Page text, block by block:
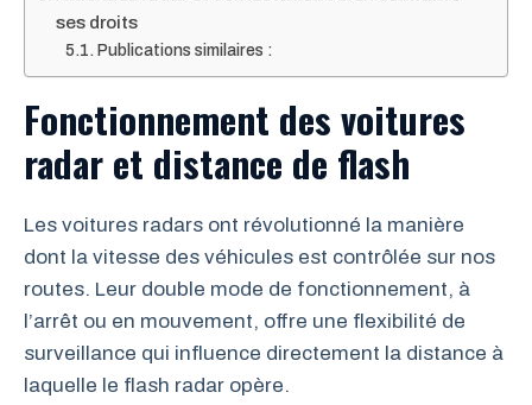
ses droits
Publications similaires :
Fonctionnement des voitures
radar et distance de flash
Les voitures radars ont révolutionné la manière
dont la vitesse des véhicules est contrôlée sur nos
routes. Leur double mode de fonctionnement, à
l’arrêt ou en mouvement, offre une flexibilité de
surveillance qui influence directement la distance à
laquelle le flash radar opère.